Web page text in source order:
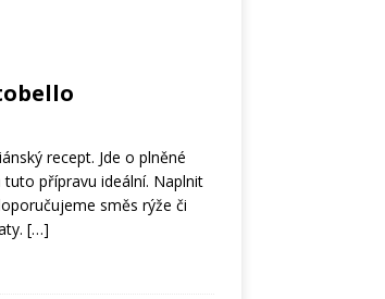
recept. Jde o plněné
přípravu ideální. Naplnit
směs rýže či
[…]